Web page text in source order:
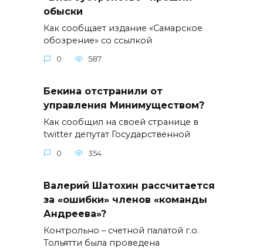
обыски
Как сообщает издание «Самарское
обозрение» со ссылкой
0 587
Бекина отстранили от
управления Минимуществом?
Как сообщил на своей странице в
twitter депутат Государственной
0 354
Валерий Шатохин рассчитается
за «ошибки» членов «команды
Андреева»?
Контрольно – счетной палатой г.о.
Тольятти была проведена